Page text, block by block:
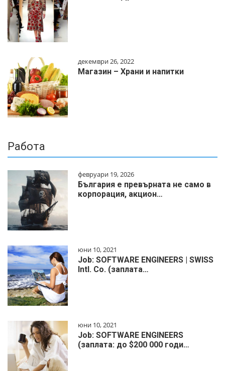
декември 26, 2022
Магазин – Храни и напитки
Работа
февруари 19, 2026
България е превърната не само в
корпорация, акцион…
юни 10, 2021
Job: SOFTWARE ENGINEERS | SWISS
Intl. Co. (заплата…
юни 10, 2021
Job: SOFTWARE ENGINEERS
(заплата: до $200 000 годи…